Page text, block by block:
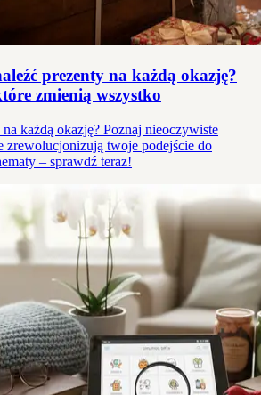
prezenty na każdą okazję?
zmienią wszystko
każdą okazję? Poznaj nieoczywiste
zrewolucjonizują twoje podejście do
– sprawdź teraz!